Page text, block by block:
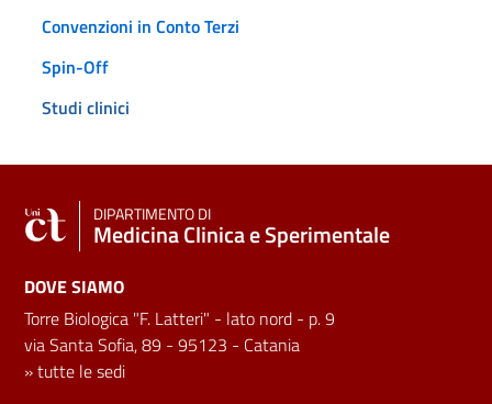
Convenzioni in Conto Terzi
Spin-Off
Studi clinici
DIPARTIMENTO DI
Medicina Clinica e Sperimentale
DOVE SIAMO
Torre Biologica "F. Latteri" - lato nord - p. 9
via Santa Sofia, 89 - 95123 - Catania
»tutte le sedi